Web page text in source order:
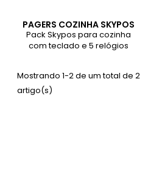
PAGERS COZINHA SKYPOS
Pack Skypos para cozinha
com teclado e 5 relógios
comunicação entre
cozinha e sala.
Mostrando 1-2 de um total de 2
artigo(s)